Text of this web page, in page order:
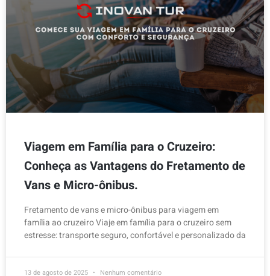
Viagem em Família para o Cruzeiro:
Conheça as Vantagens do Fretamento de
Vans e Micro-ônibus.
Fretamento de vans e micro-ônibus para viagem em
família ao cruzeiro Viaje em família para o cruzeiro sem
estresse: transporte seguro, confortável e personalizado da
13 de agosto de 2025 Nenhum comentário